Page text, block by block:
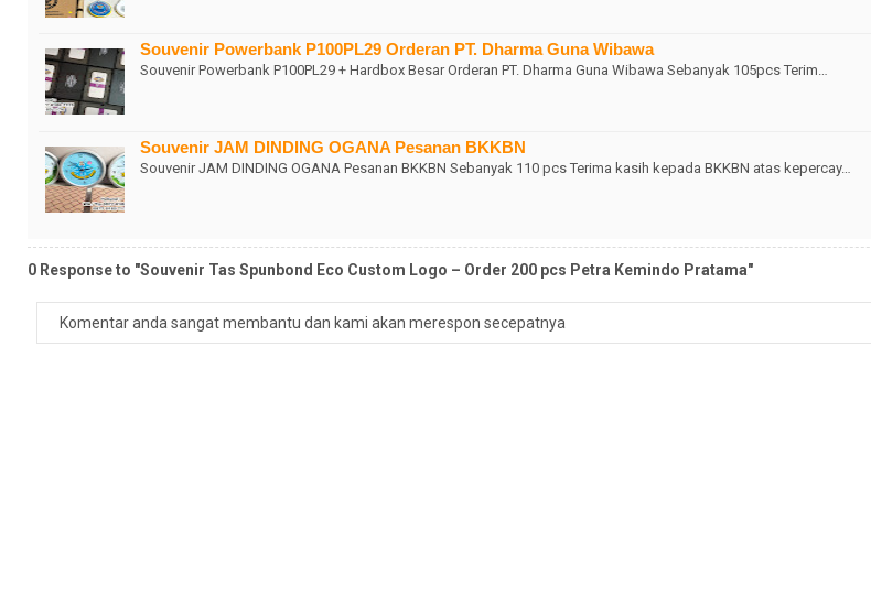
Souvenir Powerbank P100PL29 Orderan PT. Dharma Guna Wibawa
Souvenir Powerbank P100PL29 + Hardbox Besar Orderan PT. Dharma Guna Wibawa Sebanyak 105pcs Terim…
Souvenir JAM DINDING OGANA Pesanan BKKBN
Souvenir JAM DINDING OGANA Pesanan BKKBN Sebanyak 110 pcs Terima kasih kepada BKKBN atas kepercay…
0 Response to "Souvenir Tas Spunbond Eco Custom Logo – Order 200 pcs Petra Kemindo Pratama"
Komentar anda sangat membantu dan kami akan merespon secepatnya